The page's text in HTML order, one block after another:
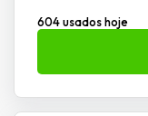
604 usados hoje